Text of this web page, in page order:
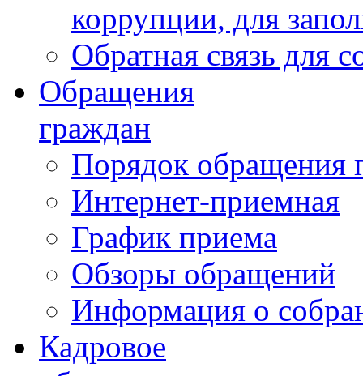
коррупции, для
Обратная связь для
Обращения
граждан
Порядок обращения
Интернет-приемная
График приема
Обзоры обращений
Информация о
Кадровое